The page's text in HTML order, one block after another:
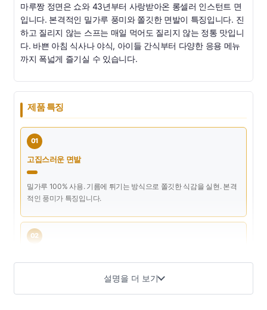
마루짱 정면은 쇼와 43년부터 사랑받아온 롱셀러 인스턴트 면
입니다. 본격적인 밀가루 풍미와 쫄깃한 면발이 특징입니다. 진
하고 질리지 않는 스프는 매일 먹어도 질리지 않는 정통 맛입니
다. 바쁜 아침 식사나 야식, 아이들 간식부터 다양한 응용 메뉴
까지 폭넓게 즐기실 수 있습니다.
제품 특징
01
고집스러운 면발
밀가루 100% 사용. 기름에 튀기는 방식으로 쫄깃한 식감을 실현. 본격
적인 풍미가 특징입니다.
02
돼지뼈, 닭뼈, 야채의 감칠맛을 응축. 매일 먹어도 질리지 않는 깊은 맛
입니다.
설명을 더 보기